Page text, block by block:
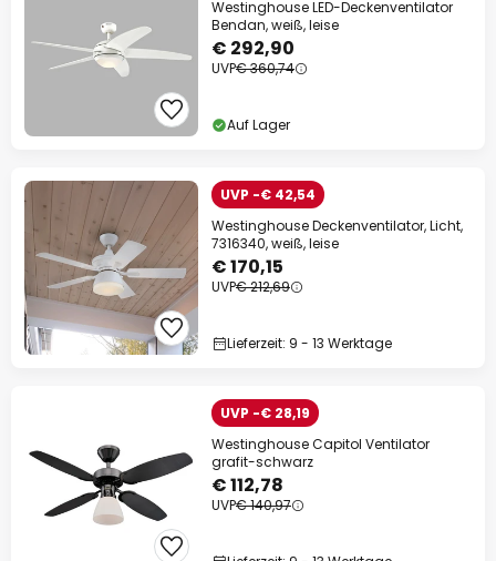
Westinghouse LED-Deckenventilator
Bendan, weiß, leise
€ 292,90
UVP€ 360,74
Auf Lager
UVP -€ 42,54
Westinghouse Deckenventilator, Licht,
7316340, weiß, leise
€ 170,15
UVP€ 212,69
Lieferzeit: 9 - 13 Werktage
UVP -€ 28,19
Westinghouse Capitol Ventilator
grafit-schwarz
€ 112,78
UVP€ 140,97